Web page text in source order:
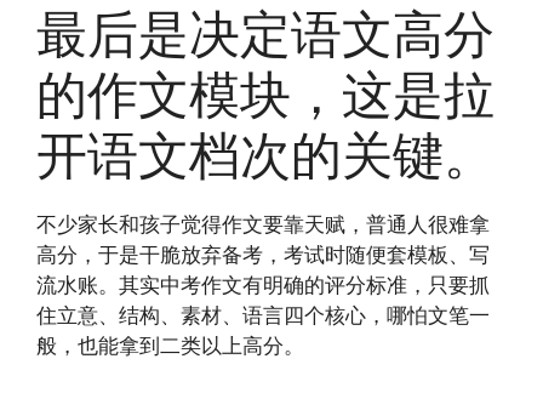
最后是决定语文高分
的作文模块，这是拉
开语文档次的关键。
不少家长和孩子觉得作文要靠天赋，普通人很难拿
高分，于是干脆放弃备考，考试时随便套模板、写
流水账。其实中考作文有明确的评分标准，只要抓
住立意、结构、素材、语言四个核心，哪怕文笔一
般，也能拿到二类以上高分。